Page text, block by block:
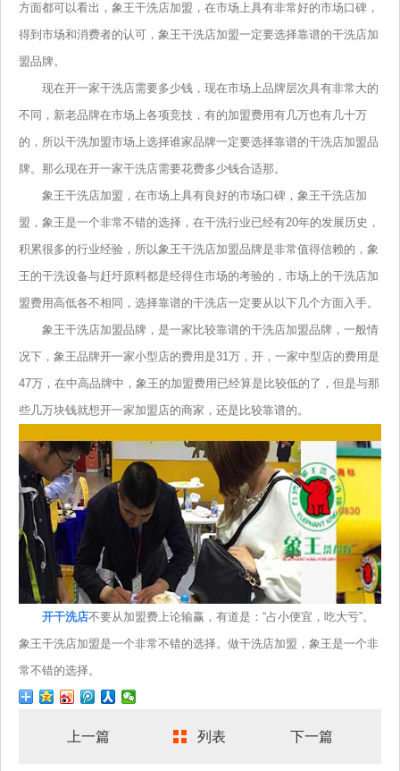
方面都可以看出，象王干洗店加盟，在市场上具有非常好的市场口碑，
得到市场和消费者的认可，象王干洗店加盟一定要选择靠谱的干洗店加
盟品牌。
现在开一家干洗店需要多少钱，现在市场上品牌层次具有非常大的
不同，新老品牌在市场上各项竞技，有的加盟费用有几万也有几十万
的，所以干洗加盟市场上选择谁家品牌一定要选择靠谱的干洗店加盟品
牌。那么现在开一家干洗店需要花费多少钱合适那。
象王干洗店加盟，在市场上具有良好的市场口碑，象王干洗店加
盟，象王是一个非常不错的选择，在干洗行业已经有20年的发展历史，
积累很多的行业经验，所以象王干洗店加盟品牌是非常值得信赖的，象
王的干洗设备与赶圩原料都是经得住市场的考验的，市场上的干洗店加
盟费用高低各不相同，选择靠谱的干洗店一定要从以下几个方面入手。
象王干洗店加盟品牌，是一家比较靠谱的干洗店加盟品牌，一般情
况下，象王品牌开一家小型店的费用是31万，开，一家中型店的费用是
47万，在中高品牌中，象王的加盟费用已经算是比较低的了，但是与那
些几万块钱就想开一家加盟店的商家，还是比较靠谱的。
开干洗店不要从加盟费上论输赢，有道是：“占小便宜，吃大亏”。
象王干洗店加盟是一个非常不错的选择。做干洗店加盟，象王是一个非
常不错的选择。
上一篇 列表 下一篇